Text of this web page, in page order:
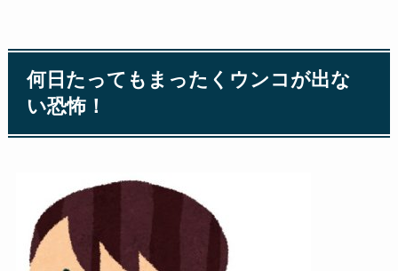
何日たってもまったくウンコが出な
い恐怖！